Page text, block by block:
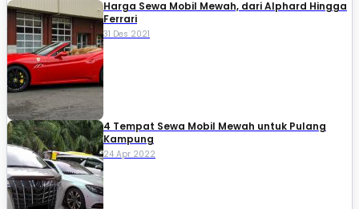
Harga Sewa Mobil Mewah, dari Alphard Hingga
Ferrari
31 Des 2021
4 Tempat Sewa Mobil Mewah untuk Pulang
Kampung
24 Apr 2022